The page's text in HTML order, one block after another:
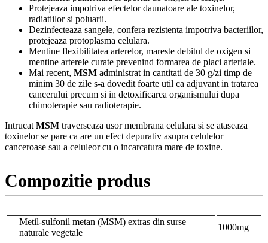
Protejeaza impotriva efectelor daunatoare ale toxinelor,
radiatiilor si poluarii.
Dezinfecteaza sangele, confera rezistenta impotriva bacteriilor,
protejeaza protoplasma celulara.
Mentine flexibilitatea arterelor, mareste debitul de oxigen si
mentine arterele curate prevenind formarea de placi arteriale.
Mai recent, MSM administrat in cantitati de 30 g/zi timp de
minim 30 de zile s-a dovedit foarte util ca adjuvant in tratarea
cancerului precum si in detoxificarea organismului dupa
chimoterapie sau radioterapie.
Intrucat MSM traverseaza usor membrana celulara si se ataseaza
toxinelor se pare ca are un efect depurativ asupra celulelor
canceroase sau a celuleor cu o incarcatura mare de toxine.
Compozitie produs
Metil-sulfonil metan (MSM) extras din surse
naturale vegetale
1000mg